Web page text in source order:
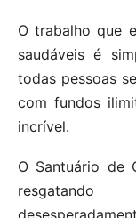
O trabalho que
saudáveis é
todas pessoas
com fundos
incrível.
O Santuário de